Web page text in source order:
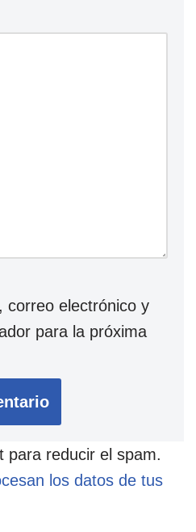
correo electrónico y
para la próxima
para reducir el spam.
los datos de tus